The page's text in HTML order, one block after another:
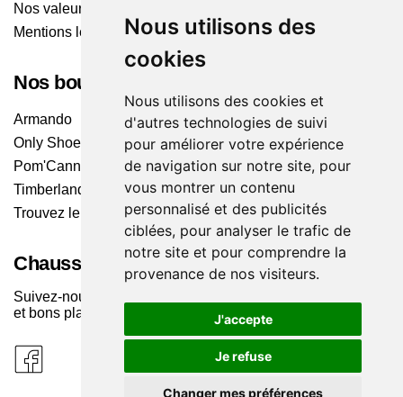
Nous utilisons des
cookies
Nous utilisons des cookies et
d'autres technologies de suivi
pour améliorer votre expérience
de navigation sur notre site, pour
vous montrer un contenu
personnalisé et des publicités
ciblées, pour analyser le trafic de
notre site et pour comprendre la
provenance de nos visiteurs.
J'accepte
Je refuse
Changer mes préférences
Nos valeurs
Mentions légales
Nos boutiques
Armando
Only Shoes
Pom'Cannelle
Timberland
Trouvez le magasin le plus proche
Chaussuresonline sur les Médias sociaux
Suivez-nous sur les réseaux pour les dernières tendances
et bons plans !